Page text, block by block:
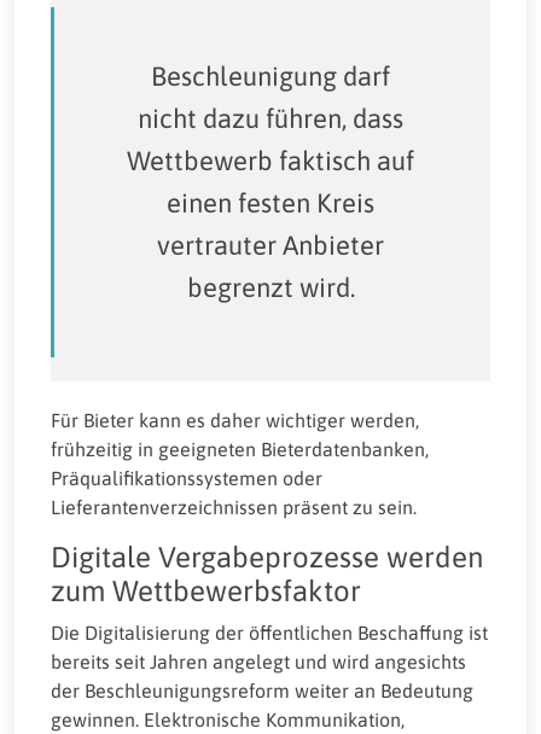
Beschleunigung darf
nicht dazu führen, dass
Wettbewerb faktisch auf
einen festen Kreis
vertrauter Anbieter
begrenzt wird.
Für Bieter kann es daher wichtiger werden,
frühzeitig in geeigneten Bieterdatenbanken,
Präqualifikationssystemen oder
Lieferantenverzeichnissen präsent zu sein.
Digitale Vergabeprozesse werden
zum Wettbewerbsfaktor
Die Digitalisierung der öffentlichen Beschaffung ist
bereits seit Jahren angelegt und wird angesichts
der Beschleunigungsreform weiter an Bedeutung
gewinnen. Elektronische Kommunikation,